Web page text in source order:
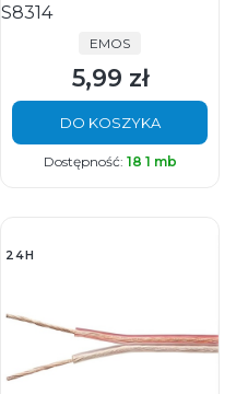
S8314
PRODUCENT
EMOS
Cena
5,99 zł
DO KOSZYKA
Dostępność: 18 1 mb
24H